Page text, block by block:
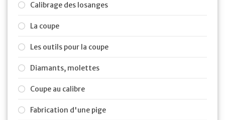
Calibrage des losanges
La coupe
Les outils pour la coupe
Diamants, molettes
Coupe au calibre
Fabrication d'une pige